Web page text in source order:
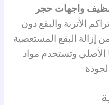
واجهات حجر
الأتربة والبقع دون
إزالة البقع المستعصية
الأصلي وتستخدم مواد